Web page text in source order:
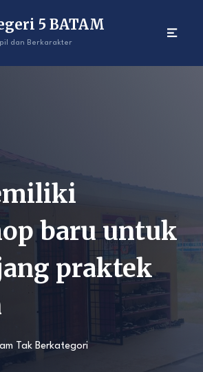
5 BATAM
dan Berkarakter
baru untuk
praktek
Tak Berkategori